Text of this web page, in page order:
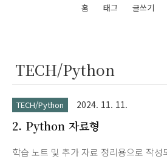
홈 태그 글쓰기
TECH/Python
TECH/Python 2024. 11. 11.
2. Python 자료형
학습 노트 및 추가 자료 정리용으로 작성